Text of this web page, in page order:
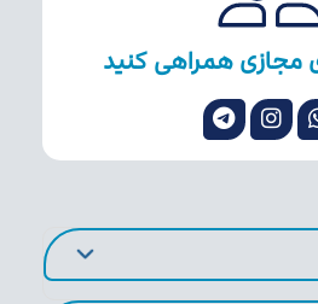
مجازی همراهی کنید